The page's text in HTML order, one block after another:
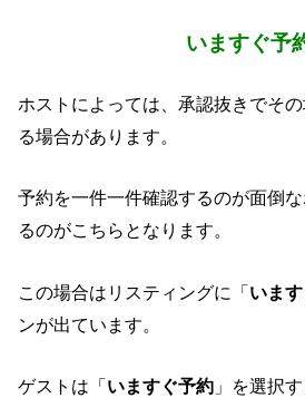
いますぐ予
ホストによっては、承認抜きでそ
る場合があります。
予約を一件一件確認するのが面倒
るのがこちらとなります。
この場合はリスティングに「 いま
ンが出ています。
ゲストは「 いますぐ予約 」を選択